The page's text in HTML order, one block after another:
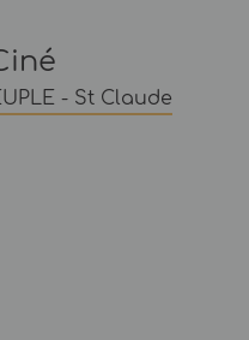
- St Claude